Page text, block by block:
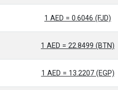
1 AED = 0.6046 (FJD)
1 AED = 22.8499 (BTN)
1 AED = 13.2207 (EGP)